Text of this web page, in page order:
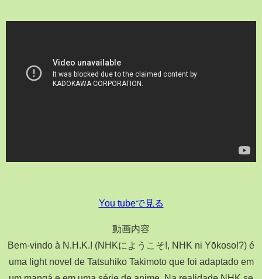
You tubeで見る
動画内容
Bem-vindo à N.H.K.! (NHKにようこそ!, NHK ni Yōkoso!?) é
uma light novel de Tatsuhiko Takimoto que foi adaptado em